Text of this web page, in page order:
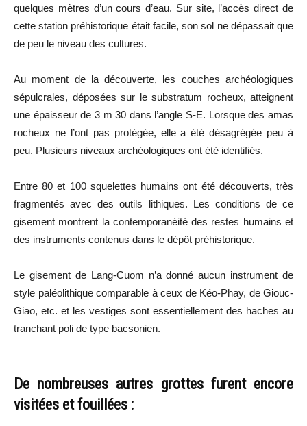
quelques mètres d’un cours d’eau. Sur site, l’accès direct de
cette station préhistorique était facile, son sol ne dépassait que
de peu le niveau des cultures.
Au moment de la découverte, les couches archéologiques
sépulcrales, déposées sur le substratum rocheux, atteignent
une épaisseur de 3 m 30 dans l’angle S-E. Lorsque des amas
rocheux ne l’ont pas protégée, elle a été désagrégée peu à
peu. Plusieurs niveaux archéologiques ont été identifiés.
Entre 80 et 100 squelettes humains ont été découverts, très
fragmentés avec des outils lithiques. Les conditions de ce
gisement montrent la contemporanéité des restes humains et
des instruments contenus dans le dépôt préhistorique.
Le gisement de Lang-Cuom n’a donné aucun instrument de
style paléolithique comparable à ceux de Kéo-Phay, de Giouc-
Giao, etc. et les vestiges sont essentiellement des haches au
tranchant poli de type bacsonien.
De nombreuses autres grottes furent encore
visitées et fouillées :